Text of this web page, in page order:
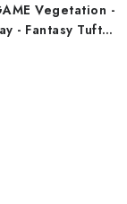
Vegetation -
- Fantasy Tufts